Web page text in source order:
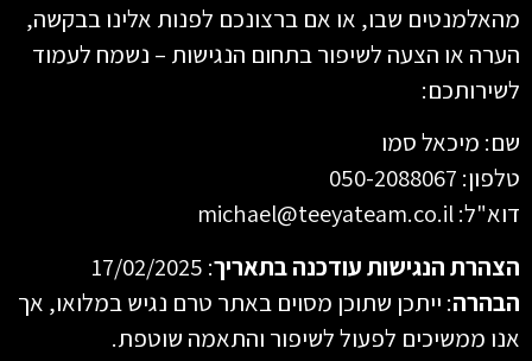
מהאלמנטים שבו, או אם ברצונכם לפנות אלינו בבקשה,
הערה או הצעה לשיפור בתחום הנגישות – נשמח לעמוד
לשירותכם:
שם: מיכאל סמו
טלפון: 050-2088067
דוא"ל: michael@teeyateam.co.il
הצהרת הנגישות עודכנה בתאריך: 17/02/2025
הבהרה: ייתכן שתוכן מסוים באתר טרם נגיש במלואו, אך
אנו ממשיכים לפעול לשיפור והתאמה שוטפת.